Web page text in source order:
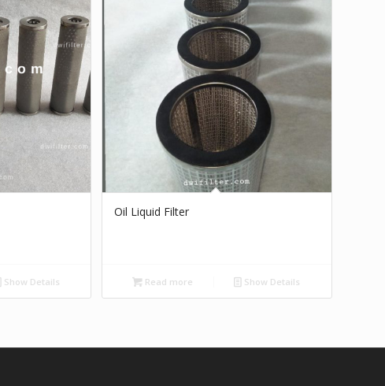
Show Details
Oil Liquid Filter
Read more Show Details